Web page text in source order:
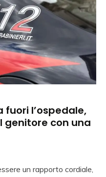
fuori l’ospedale,
genitore con una
un rapporto cordiale,